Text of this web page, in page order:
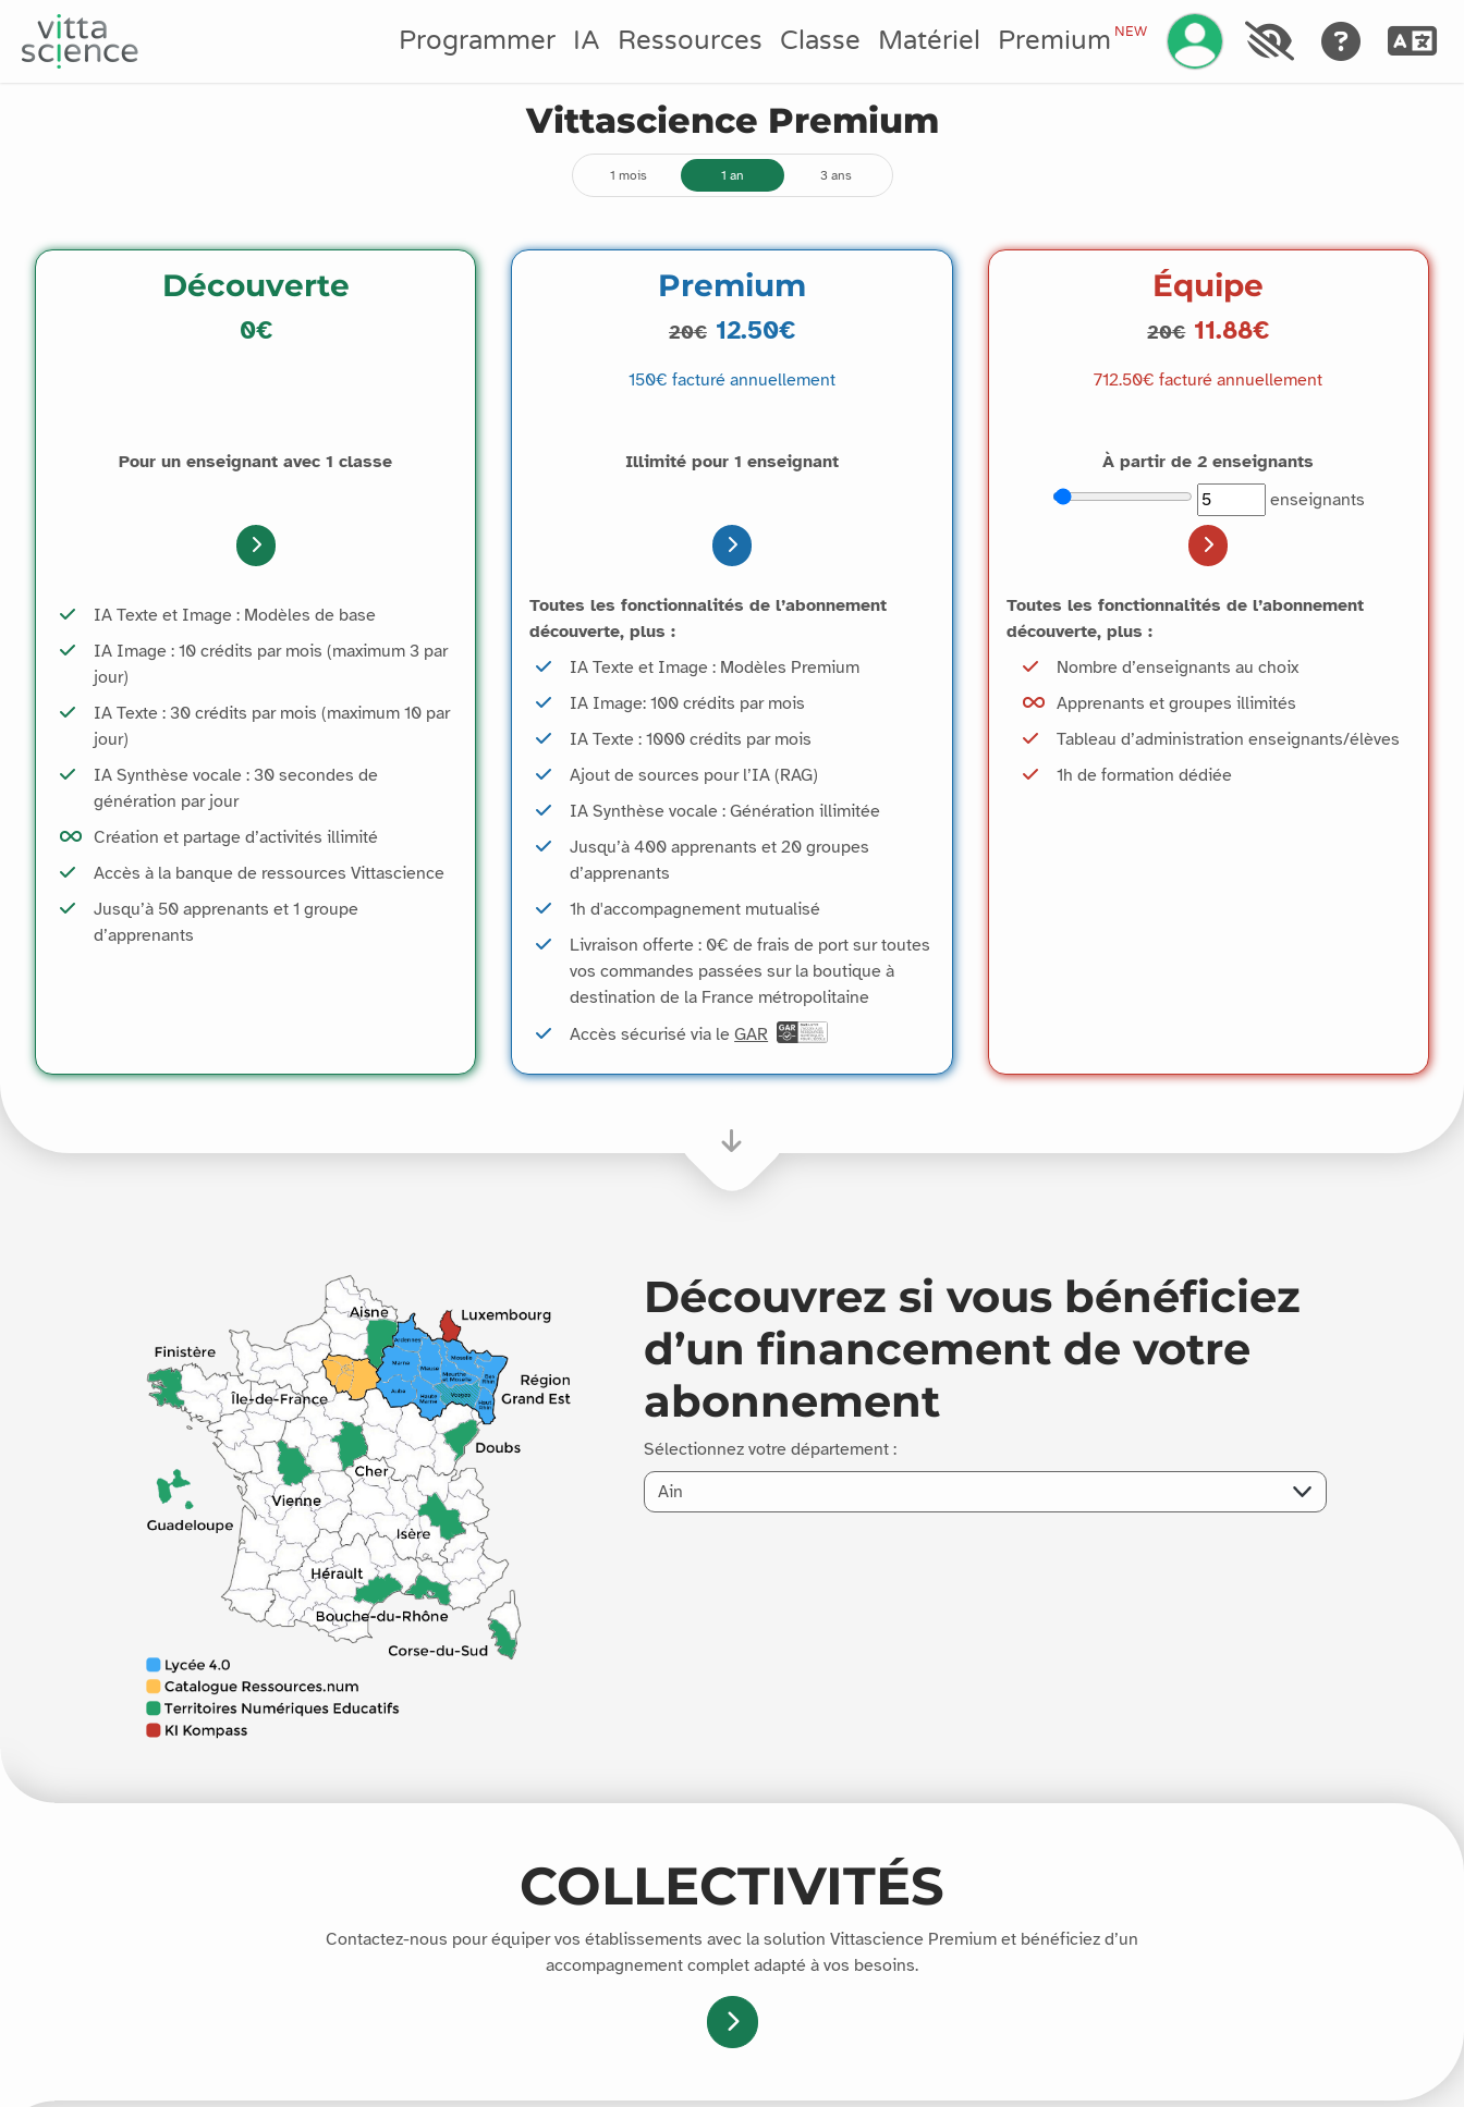
Programmer IA Ressources Classe Matériel PremiumNEW
Vittascience Premium
1 mois 1 an 3 ans
Découverte
0€
Pour un enseignant avec 1 classe
IA Texte et Image : Modèles de base
IA Image : 10 crédits par mois (maximum 3 par
jour)
IA Texte : 30 crédits par mois (maximum 10 par
jour)
IA Synthèse vocale : 30 secondes de
génération par jour
Création et partage d’activités illimité
Accès à la banque de ressources Vittascience
Jusqu’à 50 apprenants et 1 groupe
d’apprenants
Premium
20€ 12.50€
150€ facturé annuellement
Illimité pour 1 enseignant
Toutes les fonctionnalités de l’abonnement
découverte, plus :
IA Texte et Image : Modèles Premium
IA Image: 100 crédits par mois
IA Texte : 1000 crédits par mois
Ajout de sources pour l’IA (RAG)
IA Synthèse vocale : Génération illimitée
Jusqu’à 400 apprenants et 20 groupes
d’apprenants
1h d'accompagnement mutualisé
Livraison offerte : 0€ de frais de port sur toutes
vos commandes passées sur la boutique à
destination de la France métropolitaine
Accès sécurisé via leGAR
Équipe
20€ 11.88€
712.50€ facturé annuellement
À partir de 2 enseignants
Choisir le nombre d’enseignantsNombre actuel d’enseignants
enseignants
Toutes les fonctionnalités de l’abonnement
découverte, plus :
Nombre d’enseignants au choix
Apprenants et groupes illimités
Tableau d’administration enseignants/élèves
1h de formation dédiée
Découvrez si vous bénéficiez
d’un financement de votre
abonnement
Sélectionnez votre département :
COLLECTIVITÉS
Contactez-nous pour équiper vos établissements avec la solution Vittascience Premium et bénéficiez d’un
accompagnement complet adapté à vos besoins.